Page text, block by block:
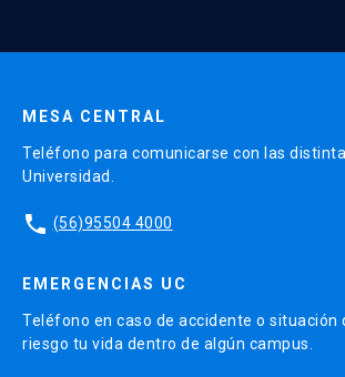
MESA CENTRAL
Teléfono para comunicarse con las
Universidad.
phone (56)95504 4000
EMERGENCIAS UC
Teléfono en caso de accidente o situación
riesgo tu vida dentro de algún campus.